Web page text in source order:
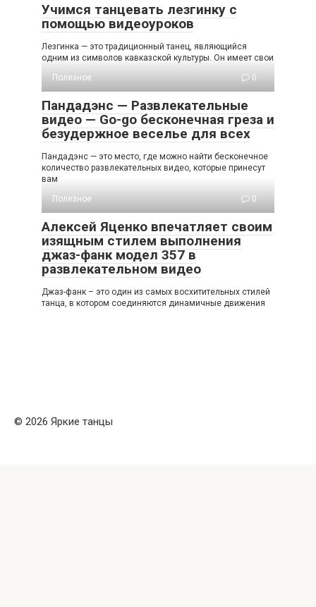
Учимся танцевать лезгинку с
помощью видеоуроков
Лезгинка — это традиционный танец, являющийся
одним из символов кавказской культуры. Он имеет свои
Полезное
0
Пандадэнс — Развлекательные
видео — Go-go бесконечная греза и
безудержное веселье для всех
Пандадэнс — это место, где можно найти бесконечное
количество развлекательных видео, которые принесут
вам
Полезное
0
Алексей Яценко впечатляет своим
изящным стилем выполнения
джаз-фанк модел 357 в
развлекательном видео
Джаз-фанк – это один из самых восхитительных стилей
танца, в котором соединяются динамичные движения
© 2026 Яркие танцы